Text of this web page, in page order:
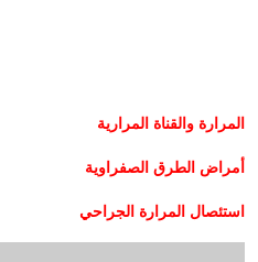
المرارة والقناة المرارية
أمراض الطرق الصفراوية
استئصال المرارة الجراحي